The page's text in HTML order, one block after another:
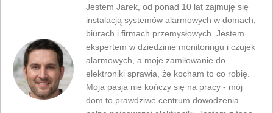
Jestem Jarek, od ponad 10 lat zajmuję się
instalacją systemów alarmowych w domach,
biurach i firmach przemysłowych. Jestem
ekspertem w dziedzinie monitoringu i czujek
alarmowych, a moje zamiłowanie do
elektroniki sprawia, że kocham to co robię.
Moja pasja nie kończy się na pracy - mój
dom to prawdziwe centrum dowodzenia